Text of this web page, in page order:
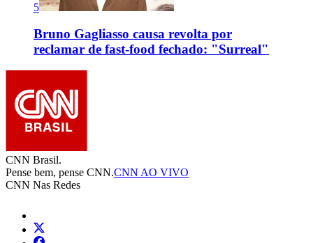
5
Bruno Gagliasso causa revolta por
reclamar de fast-food fechado: "Surreal"
CNN Brasil.
Pense bem, pense CNN.CNN AO VIVO
CNN Nas Redes